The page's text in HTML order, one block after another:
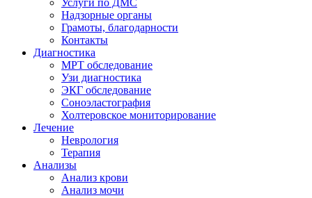
Услуги по ДМС
Надзорные органы
Грамоты, благодарности
Контакты
Диагностика
МРТ обследование
Узи диагностика
ЭКГ обследование
Соноэластография
Холтеровское мониторирование
Лечение
Неврология
Терапия
Анализы
Анализ крови
Анализ мочи